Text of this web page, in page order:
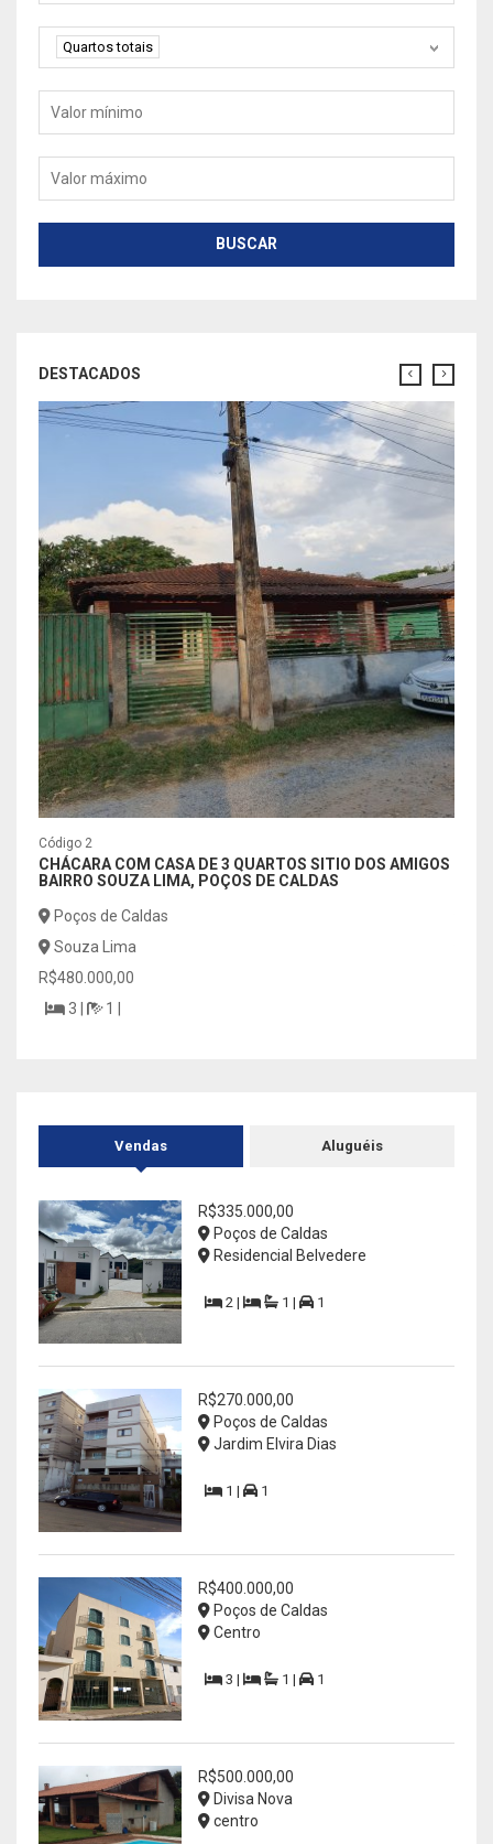
Quartos
Quartos totais
Valor mínimo
Valor máximo
BUSCAR
DESTACADOS
Código 2
CHÁCARA COM CASA DE 3 QUARTOS SITIO DOS AMIGOS
BAIRRO SOUZA LIMA, POÇOS DE CALDAS
Poços de Caldas
Souza Lima
R$480.000,00
3 |
1 |
Vendas Aluguéis
R$335.000,00
Poços de Caldas
Residencial Belvedere
2 | 1 | 1
R$270.000,00
Poços de Caldas
Jardim Elvira Dias
1 | 1
R$400.000,00
Poços de Caldas
Centro
3 | 1 | 1
R$500.000,00
Divisa Nova
centro